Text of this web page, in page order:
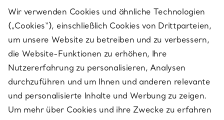
SERVICES
ÜBER TIFFANY & CO.
RECHTLICHE HINWEISE
Wir verwenden Cookies und ähnliche Technologien
(„Cookies“), einschließlich Cookies von Drittparteien,
um unsere Website zu betreiben und zu verbessern,
die Website-Funktionen zu erhöhen, Ihre
Nutzererfahrung zu personalisieren, Analysen
durchzuführen und um Ihnen und anderen relevante
und personalisierte Inhalte und Werbung zu zeigen.
Um mehr über Cookies und ihre Zwecke zu erfahren